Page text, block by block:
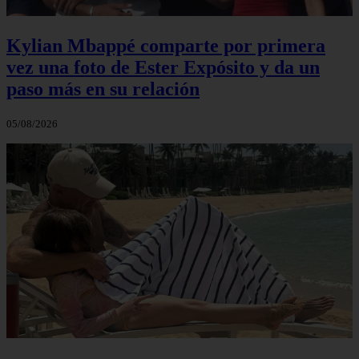
Kylian Mbappé comparte por primera
vez una foto de Ester Expósito y da un
paso más en su relación
05/08/2026